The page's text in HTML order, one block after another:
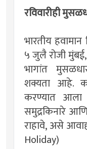
रविवारीही
भारतीय
५ जुलै रोजी
भागांत
शक्यता आहे.
करण्यात आला
समुद्रकिनारे
राहावे, असे
Holiday)